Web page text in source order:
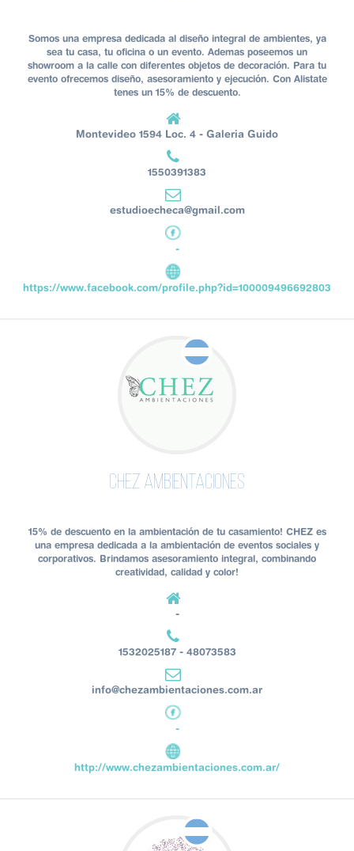
Somos una empresa dedicada al diseño integral de ambientes, ya
sea tu casa, tu oficina o un evento. Ademas poseemos un
showroom a la calle con diferentes objetos de decoración. Para tu
evento ofrecemos diseño, asesoramiento y ejecución. Con Alistate
tenes un 15% de descuento.
Montevideo 1594 Loc. 4 - Galeria Guido
1550391383
estudioecheca@gmail.com
-
https://www.facebook.com/profile.php?id=100009496692803
Chez Ambientaciones
15% de descuento en la ambientación de tu casamiento! CHEZ es
una empresa dedicada a la ambientación de eventos sociales y
corporativos. Brindamos asesoramiento integral, combinando
creatividad, calidad y color!
-
1532025187 - 48073583
info@chezambientaciones.com.ar
-
http://www.chezambientaciones.com.ar/